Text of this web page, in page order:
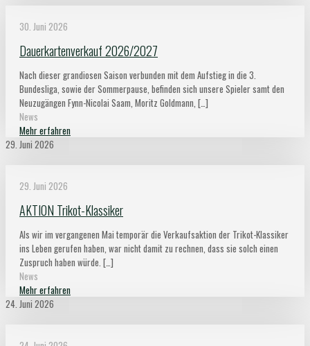
30. Juni 2026
Dauerkartenverkauf 2026/2027
Nach dieser grandiosen Saison verbunden mit dem Aufstieg in die 3.
Bundesliga, sowie der Sommerpause, befinden sich unsere Spieler samt den
Neuzugängen Fynn-Nicolai Saam, Moritz Goldmann, […]
News
Mehr erfahren
29. Juni 2026
29. Juni 2026
AKTION Trikot-Klassiker
Als wir im vergangenen Mai temporär die Verkaufsaktion der Trikot-Klassiker
ins Leben gerufen haben, war nicht damit zu rechnen, dass sie solch einen
Zuspruch haben würde. […]
News
Mehr erfahren
24. Juni 2026